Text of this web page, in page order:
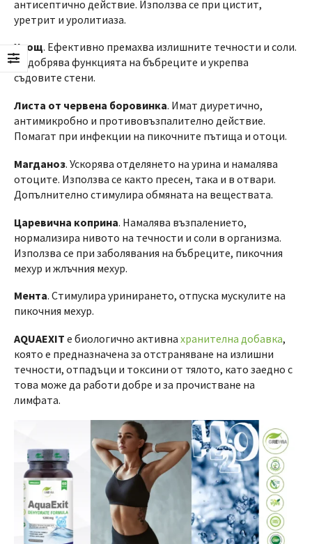
антисептично действие. Използва се при цистит,
уретрит и уролитиаза.
Хвощ. Ефективно премахва излишните течности и соли.
Подобрява функцията на бъбреците и укрепва
съдовите стени.
Листа от червена боровинка. Имат диуретично,
антимикробно и противовъзпалително действие.
Помагат при инфекции на пикочните пътища и отоци.
Магданоз. Ускорява отделянето на урина и намалява
отоците. Използва се както пресен, така и в отвари.
Допълнително стимулира обмяната на веществата.
Царевична коприна. Намалява възпалението,
нормализира нивото на течности и соли в организма.
Използва се при заболявания на бъбреците, пикочния
мехур и жлъчния мехур.
Мента. Стимулира уринирането, отпуска мускулите на
пикочния мехур.
AQUAEXIT е биологично активна хранителна добавка,
която е предназначена за отстраняване на излишни
течности, отпадъци и токсини от тялото, като заедно с
това може да работи добре и за прочистване на
лимфата.